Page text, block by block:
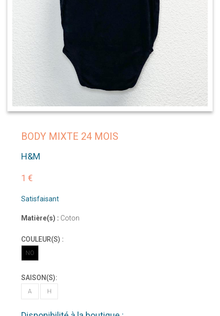
BODY MIXTE 24 MOIS
H&M
1 €
Satisfaisant
Matière(s) : Coton
COULEUR(S) :
NO
SAISON(S):
A H